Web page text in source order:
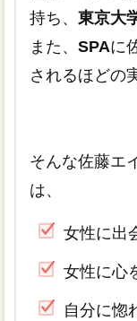
持ち、 東京大
また、 SPAに
されるほどの
そんな佐藤エ
は、
女性に出
女性に心
自分に惚